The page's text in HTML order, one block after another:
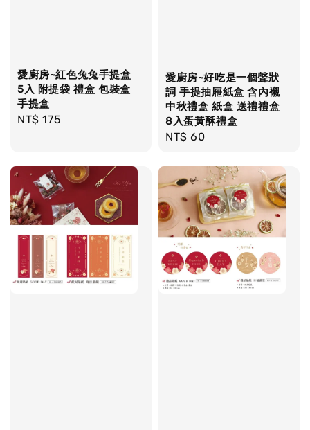
愛廚房~紅色兔兔手提盒
5入 附提袋 禮盒 包裝盒
手提盒
Regular
NT$ 175
愛廚房~好吃是一個聲狀
詞 手提抽屜紙盒 含內襯
中秋禮盒 紙盒 送禮禮盒
8入蛋黃酥禮盒
Regular
NT$ 60